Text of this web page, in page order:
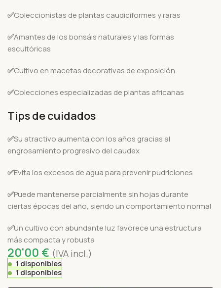
✅Coleccionistas de plantas caudiciformes y raras
✅Amantes de los bonsáis naturales y las formas
escultóricas
✅Cultivo en macetas decorativas de exposición
✅Colecciones especializadas de plantas africanas
Tips de cuidados
✅Su atractivo aumenta con los años gracias al
engrosamiento progresivo del caudex
✅Evita los excesos de agua para prevenir pudriciones
✅Puede mantenerse parcialmente sin hojas durante
ciertas épocas del año, siendo un comportamiento normal
✅Un cultivo con abundante luz favorece una estructura
más compacta y robusta
20'00 € (IVA incl.)
1 disponibles
1 disponibles